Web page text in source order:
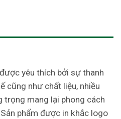
yêu thích bởi sự thanh
cũng như chất liệu, nhiều
trọng mang lại phong cách
phẩm được in khắc logo